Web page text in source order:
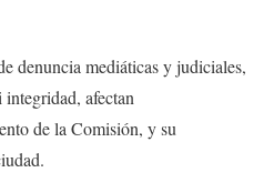
denuncia mediáticas y judiciales,
integridad, afectan
de la Comisión, y su